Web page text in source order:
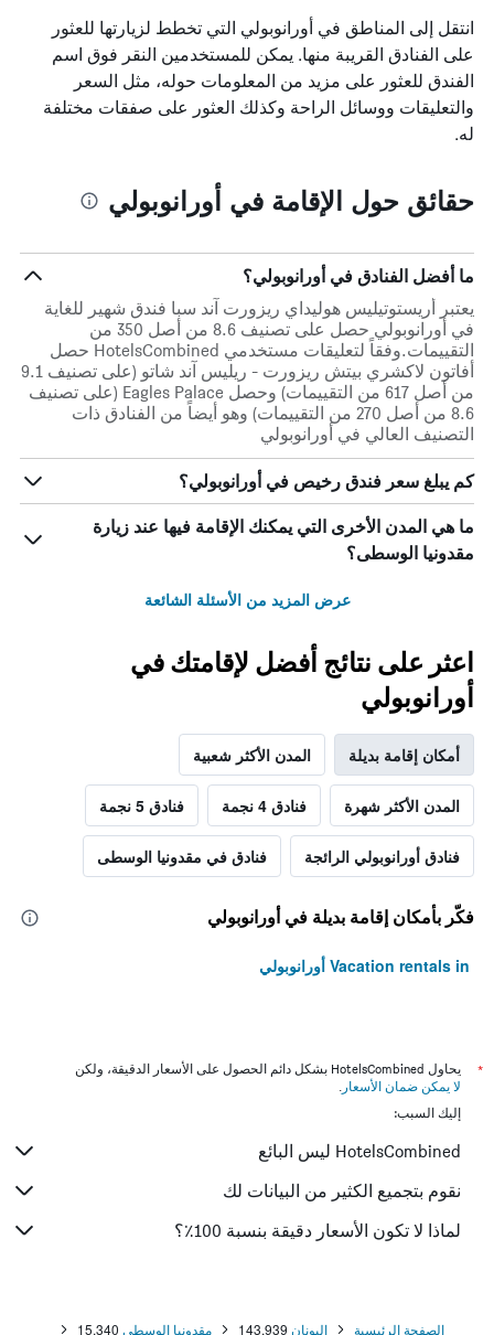
انتقل إلى المناطق في أورانوبولي التي تخطط لزيارتها للعثور
على الفنادق القريبة منها. يمكن للمستخدمين النقر فوق اسم
الفندق للعثور على مزيد من المعلومات حوله، مثل السعر
والتعليقات ووسائل الراحة وكذلك العثور على صفقات مختلفة
له.
حقائق حول الإقامة في أورانوبولي
ما أفضل الفنادق في أورانوبولي؟
يعتبر أريستوتيليس هوليداي ريزورت آند سبا فندق شهير للغاية
في أورانوبولي حصل على تصنيف 8.6 من أصل 350 من
التقييمات.وفقاً لتعليقات مستخدمي HotelsCombined حصل
أفاتون لاكشري بيتش ريزورت - ريليس آند شاتو (على تصنيف 9.1
من أصل 617 من التقييمات) وحصل Eagles Palace (على تصنيف
8.6 من أصل 270 من التقييمات) وهو أيضاً من الفنادق ذات
التصنيف العالي في أورانوبولي
كم يبلغ سعر فندق رخيص في أورانوبولي؟
ما هي المدن الأخرى التي يمكنك الإقامة فيها عند زيارة
مقدونيا الوسطى؟
عرض المزيد من الأسئلة الشائعة
اعثر على نتائج أفضل لإقامتك في
أورانوبولي
أمكان إقامة بديلة المدن الأكثر شعبية
المدن الأكثر شهرة فنادق 4 نجمة فنادق 5 نجمة
فنادق أورانوبولي الرائجة فنادق في مقدونيا الوسطى
فكّر بأمكان إقامة بديلة في أورانوبولي
Vacation rentals in أورانوبولي
*
يحاول HotelsCombined بشكل دائم الحصول على الأسعار الدقيقة، ولكن
لا يمكن ضمان الأسعار .
إليك السبب:
HotelsCombined ليس البائع
نقوم بتجميع الكثير من البيانات لك
لماذا لا تكون الأسعار دقيقة بنسبة 100٪؟
الصفحة الرئيسية اليونان 143,939 مقدونيا الوسطى 15,340